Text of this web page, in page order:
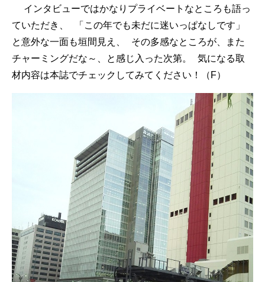
インタビューではかなりプライベートなところも語っ
ていただき、 「この年でも未だに迷いっぱなしです」
と意外な一面も垣間見え、 その多感なところが、また
チャーミングだな～、と感じ入った次第。 気になる取
材内容は本誌でチェックしてみてください！（F）